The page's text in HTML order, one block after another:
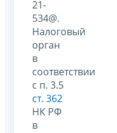
21-
534@.
Налоговый
орган
в
соответствии
с п. 3.5
ст. 362
НК РФ
в